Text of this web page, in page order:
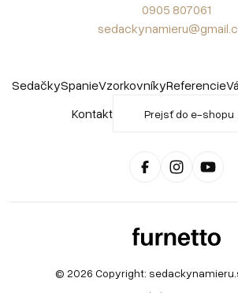
0905 807061
SedačkySpanieVzorkovníkyReferencie
Kontakt
Prejsť do e-shopu
© 2026 Copyright: